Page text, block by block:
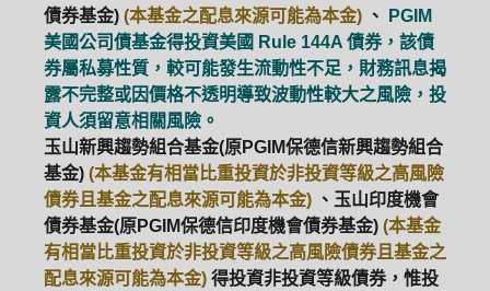
債券基金) (本基金之配息來源可能為本金) 、
PGIM
美國公司債基金得投資美國 Rule 144A 債券，該債
券屬私募性質，較可能發生流動性不足，財務訊息揭
露不完整或因價格不透明導致波動性較大之風險，投
資人須留意相關風險。
玉山新興趨勢組合基金(原PGIM保德信新興趨勢組合
基金) (本基金有相當比重投資於非投資等級之高風險
債券且基金之配息來源可能為本金) 、玉山印度機會
債券基金(原PGIM保德信印度機會債券基金) (本基金
有相當比重投資於非投資等級之高風險債券且基金之
配息來源可能為本金) 得投資非投資等級債券，惟投